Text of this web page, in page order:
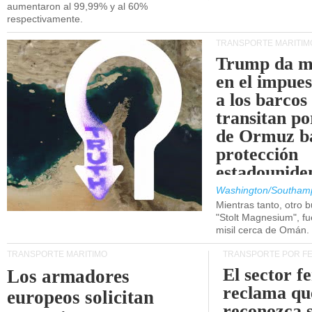
aumentaron al 99,99% y al 60%
respectivamente.
TRANSPORTE
Trump da
en el
a los barcos
transitan
de Ormuz
protección
Washington/
Mientras tanto, otro
"Stolt Magnesium",
misil cerca de Omán.
TRANSPORTE MARÍTIMO
Los armadores
europeos solicitan
TRANSPORTE POR
El sector
reclama